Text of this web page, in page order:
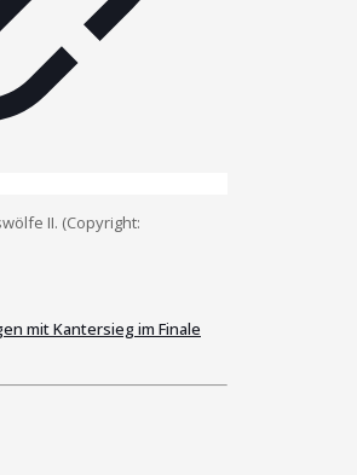
II. (Copyright:
mit Kantersieg im Finale